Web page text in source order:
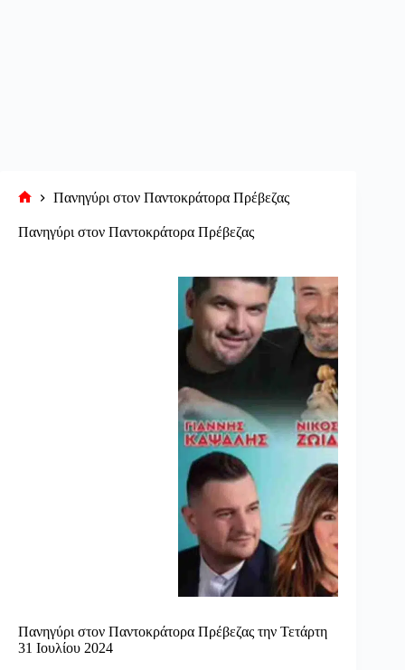
σελίδα
Πανηγύρι στον Παντοκράτορα Πρέβεζας
Πανηγύρι στον Παντοκράτορα Πρέβεζας
Πανηγύρι στον Παντοκράτορα Πρέβεζας την Τετάρτη
31 Ιουλίου 2024